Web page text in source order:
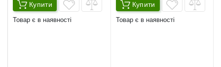
Купити
Товар є в наявності
Купити
Товар є в наявності